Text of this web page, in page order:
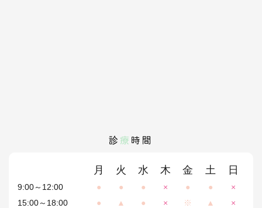
診 療 時間
月 火 水 木 金 土 日
9:00～12:00 ● ● ● × ● ●
×
15:00～18:00
● ▲ ● × ※ ▲ ×